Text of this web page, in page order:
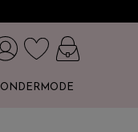
ONDERMODE